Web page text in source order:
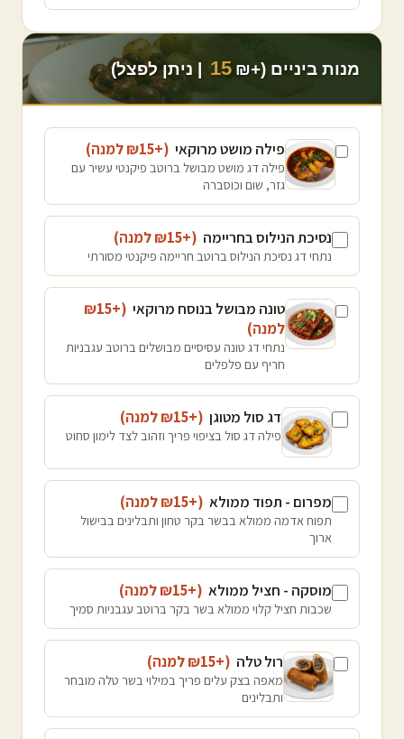
מנות ביניים (+₪ 15 | ניתן לפצל)
פילה מושט מרוקאי (+₪
15 למנה)
פילה דג מושט מבושל ברוטב פיקנטי עשיר עם
גזר, שום וכוסברה
נסיכת הנילוס בחריימה (+₪
15 למנה)
נתחי דג נסיכת הנילוס ברוטב חריימה פיקנטי מסורתי
טונה מבושל בנוסח מרוקאי (+₪
15
למנה)
נתחי דג טונה עסיסיים מבושלים ברוטב עגבניות
חריף עם פלפלים
דג סול מטוגן (+₪
15 למנה)
פילה דג סול בציפוי פריך וזהוב לצד לימון סחוט
מפרום - תפוד ממולא (+₪
15 למנה)
תפוח אדמה ממולא בבשר בקר טחון ותבלינים בבישול
ארוך
מוסקה - חציל ממולא (+₪
15 למנה)
שכבות חציל קלוי ממולא בשר בקר ברוטב עגבניות סמיך
רול טלה (+₪
15 למנה)
מאפה בצק עלים פריך במילוי בשר טלה מובחר
ותבלינים